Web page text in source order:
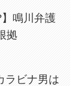
鳴川弁護
拠
ビナ男は